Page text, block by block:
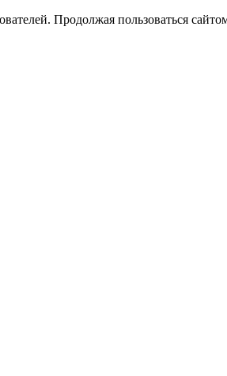
Продолжая пользоваться